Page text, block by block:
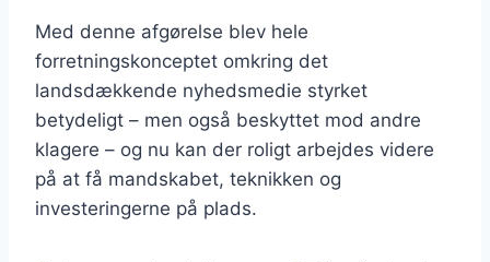
Med denne afgørelse blev hele
forretningskonceptet omkring det
landsdækkende nyhedsmedie styrket
betydeligt – men også beskyttet mod andre
klagere – og nu kan der roligt arbejdes videre
på at få mandskabet, teknikken og
investeringerne på plads.